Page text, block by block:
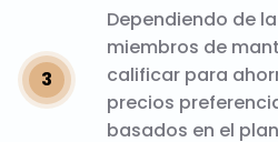
Dependiendo de
miembros de
calificar para
precios
basados en el